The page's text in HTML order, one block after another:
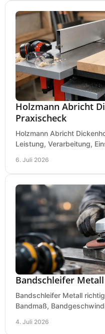
Holzmann Abricht
Praxischeck
Holzmann Abricht
Leistung, Verarbeitung,
6. Juli 2026
Bandschleifer
Bandschleifer Metall
Bandmaß,
4. Juli 2026